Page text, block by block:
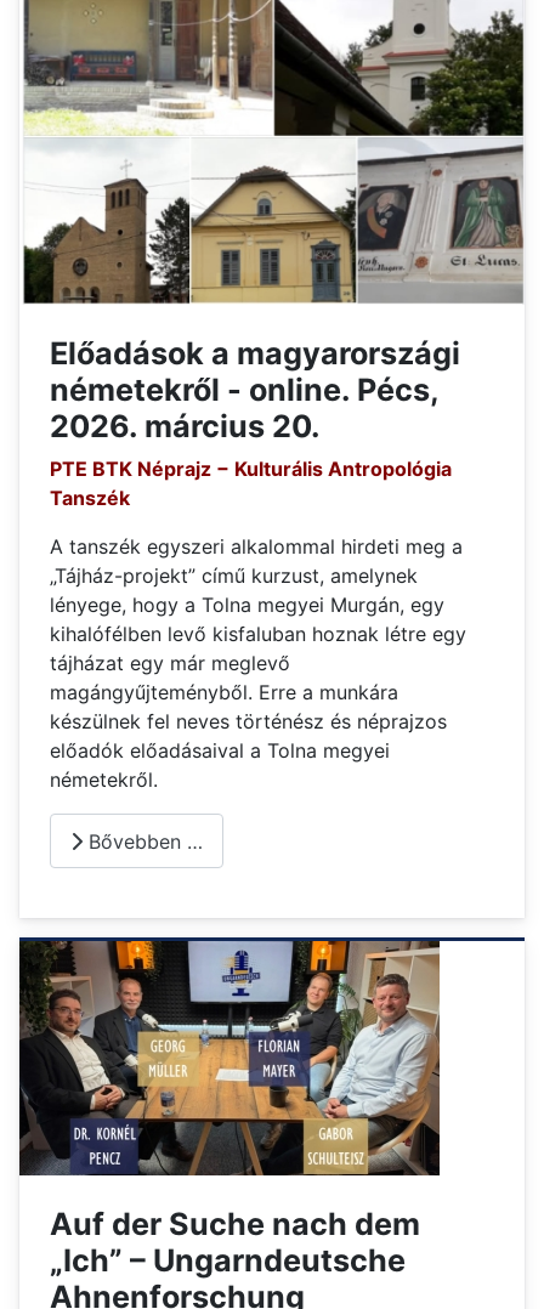
Előadások a magyarországi
németekről - online. Pécs,
2026. március 20.
PTE BTK Néprajz − Kulturális Antropológia
Tanszék
A tanszék egyszeri alkalommal hirdeti meg a
„Tájház-projekt” című kurzust, amelynek
lényege, hogy a Tolna megyei Murgán, egy
kihalófélben levő kisfaluban hoznak létre egy
tájházat egy már meglevő
magángyűjteményből. Erre a munkára
készülnek fel neves történész és néprajzos
előadók előadásaival a Tolna megyei
németekről.
Bővebben …
Auf der Suche nach dem
„Ich” – Ungarndeutsche
Ahnenforschung